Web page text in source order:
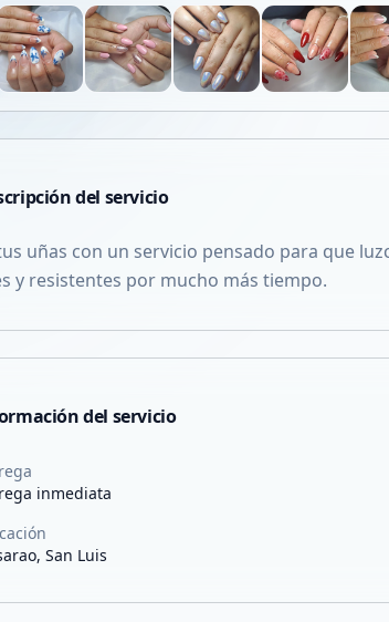
del servicio
uñas con un servicio pensado para que
y resistentes por mucho más tiempo.
del servicio
inmediata
San Luis